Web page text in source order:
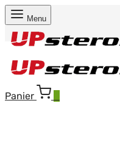
Menu
Panier